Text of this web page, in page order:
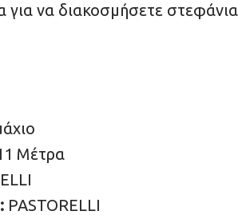
για να διακοσμήσετε στεφάνια
Μέτρα
PASTORELLI